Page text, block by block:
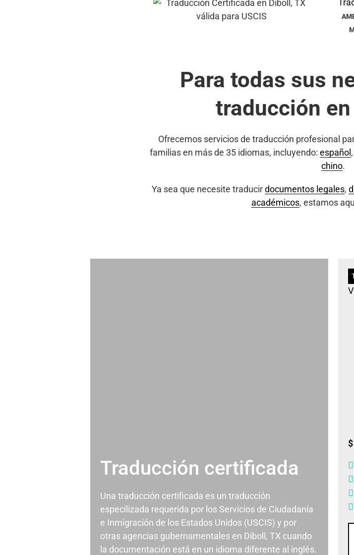
Para todas sus
traducción
Ofrecemos servicios de traducción profesional
familias en más de 35 idiomas, incluyendo: español ,
chino.
Ya sea que necesite traducirdocumentos legales,
académicos, estamos
Traducción certificada
Una traducción certificada es un traducción
especilizada requerida por los Servicios de Ciudadanía
e Inmigración de los Estados Unidos (USCIS) y por
otras agencias gubernamentales en Diboll, TX cuando
la documentación está en un idioma diferente al inglés.
$